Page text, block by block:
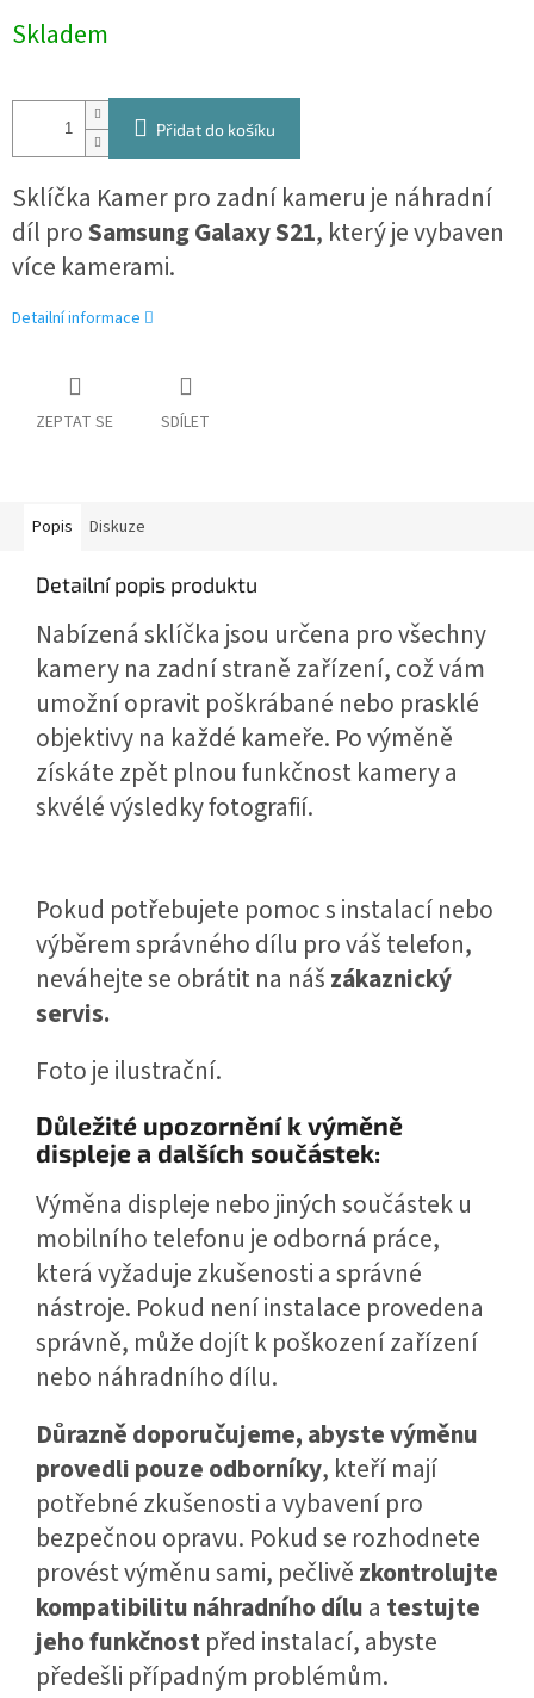
cena:
Skladem
Přidat do košíku
Sklíčka Kamer pro zadní kameru je náhradní
díl proSamsung Galaxy S21, který je vybaven
více kamerami.
Detailní informace
ZEPTAT SE SDÍLET
Popis Diskuze
Detailní popis produktu
Nabízená sklíčka jsou určena pro všechny
kamery na zadní straně zařízení, což vám
umožní opravit poškrábané nebo prasklé
objektivy na každé kameře. Po výměně
získáte zpět plnou funkčnost kamery a
skvélé výsledky fotografií.
Pokud potřebujete pomoc s instalací nebo
výběrem správného dílu pro váš telefon,
neváhejte se obrátit na nášzákaznický
servis.
Foto je ilustrační.
Důležité upozornění k výměně
displeje a dalších součástek:
Výměna displeje nebo jiných součástek u
mobilního telefonu je odborná práce,
která vyžaduje zkušenosti a správné
nástroje. Pokud není instalace provedena
správně, může dojít k poškození zařízení
nebo náhradního dílu.
Důrazně doporučujeme, abyste výměnu
provedli pouze odborníky, kteří mají
potřebné zkušenosti a vybavení pro
bezpečnou opravu. Pokud se rozhodnete
provést výměnu sami, pečlivězkontrolujte
kompatibilitu náhradního dílua testujte
jeho funkčnostpřed instalací, abyste
předešli případným problémům.